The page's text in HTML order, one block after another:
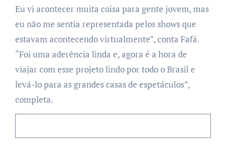
Eu vi acontecer muita coisa para gente jovem, mas
eu não me sentia representada pelos shows que
estavam acontecendo virtualmente”, conta Fafá.
“Foi uma aderência linda e, agora é a hora de
viajar com esse projeto lindo por todo o Brasil e
levá-lo para as grandes casas de espetáculos”,
completa.